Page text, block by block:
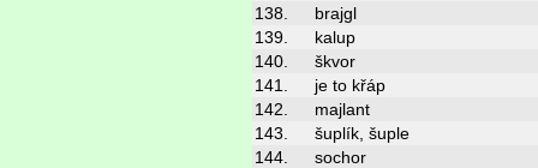
138.
brajgl
139.
kalup
140.
škvor
141.
je to křáp
142.
majlant
143.
šuplík, šuple
144.
sochor